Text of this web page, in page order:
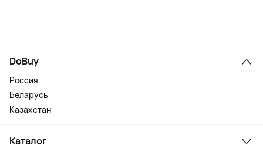
DoBuy
Россия
Беларусь
Казахстан
Каталог